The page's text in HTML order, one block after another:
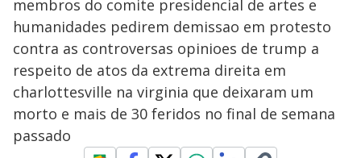
membros do comite presidencial de artes e
humanidades pedirem demissao em protesto
contra as controversas opinioes de trump a
respeito de atos da extrema direita em
charlottesville na virginia que deixaram um
morto e mais de 30 feridos no final de semana
passado